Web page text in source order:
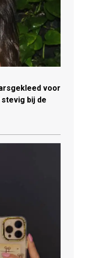
voor
bij de